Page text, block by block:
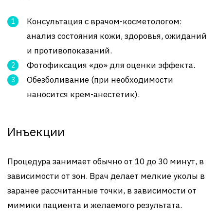
Консультация с врачом-косметологом:
анализ состояния кожи, здоровья, ожиданий
и противопоказаний.
Фотофиксация «до» для оценки эффекта.
Обезболивание (при необходимости
наносится крем-анестетик).
Инъекции
Процедура занимает обычно от 10 до 30 минут, в
зависимости от зон. Врач делает мелкие уколы в
заранее рассчитанные точки, в зависимости от
мимики пациента и желаемого результата.